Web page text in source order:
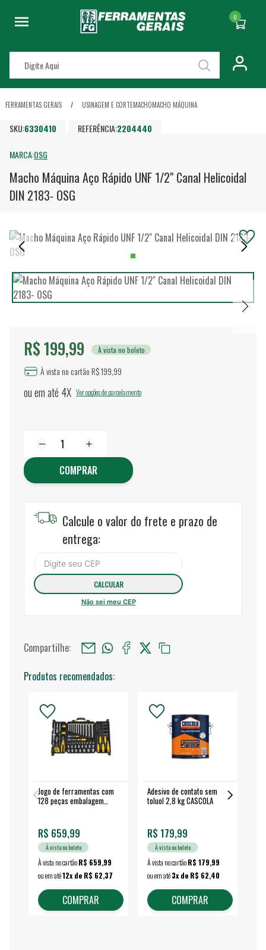
0
FERRAMENTAS GERAIS USINAGEM E CORTEMACHOMACHO MÁQUINA
SKU:6330410 REFERÊNCIA:2204440
MARCA:OSG
Macho Máquina Aço Rápido UNF 1/2" Canal Helicoidal
DIN 2183- OSG
R$ 199,99 À vista no boleto
À vista no cartão R$ 199,99
ou em até 4X Ver opções de parcelamento
COMPRAR
Calcule o valor do frete e prazo de
entrega:
Não sei meu CEP
Compartilhe:
Produtos recomendados:
Jogo de ferramentas com
128 peças embalagem
R$ 659,99
À vista no boleto
À vista no cartãoR$ 659,99
ou em até12x de R$ 62,37
COMPRAR
Adesivo de contato sem
toluol 2,8 kg CASCOLA
R$ 179,99
À vista no boleto
À vista no cartãoR$ 179,99
ou em até3x de R$ 62,40
COMPRAR